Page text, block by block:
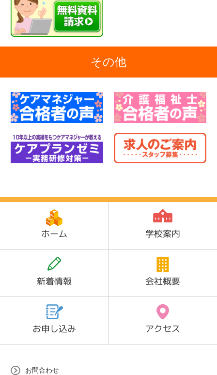
その他
ホーム 学校案内
新着情報 会社概要
お申し込み アクセス
お問合わせ